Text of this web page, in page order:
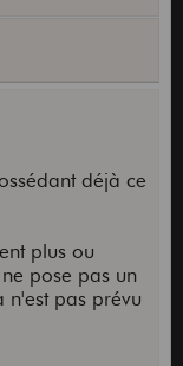
déjà ce
plus ou
pose pas un
n'est pas prévu